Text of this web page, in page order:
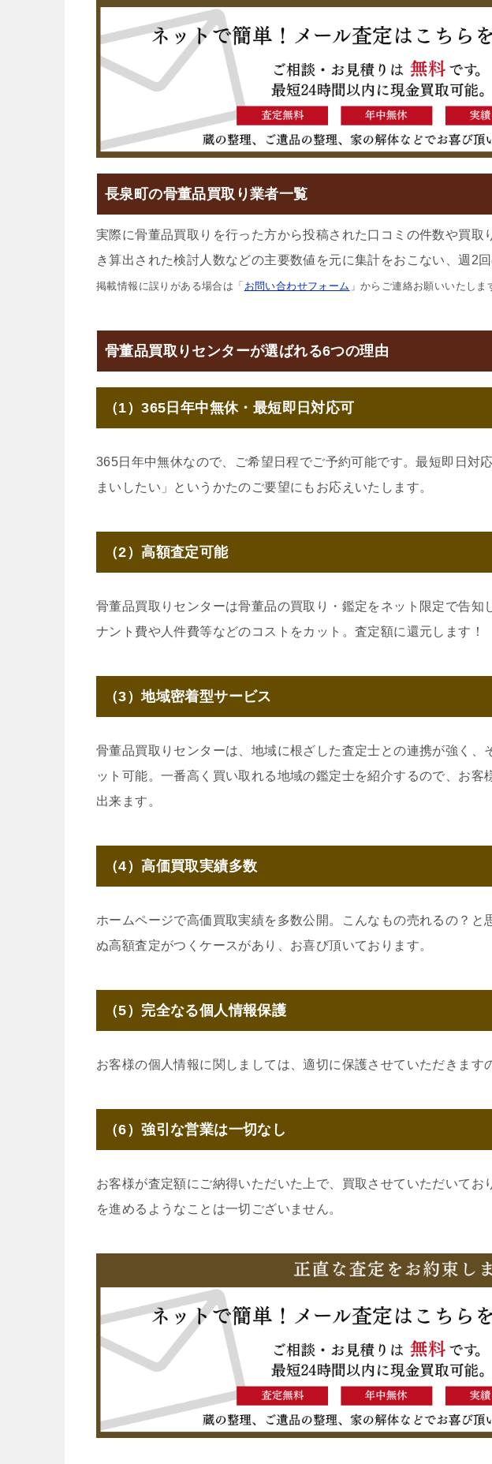
長泉町の骨董品買取り業者一覧
実際に骨董品買取りを行った方から投稿された口コミの件数や買取
き算出された検討人数などの主要数値を元に集計をおこない、週2
掲載情報に誤りがある場合は「 お問い合わせフォーム 」からご連絡お願いいたしま
骨董品買取りセンターが選ばれる6つの理由
（1）365日年中無休・最短即日対応可
365日年中無休なので、ご希望日程でご予約可能です。最短即日対
まいしたい」というかたのご要望にもお応えいたします。
（2）高額査定可能
骨董品買取りセンターは骨董品の買取り・鑑定をネット限定で告知
ナント費や人件費等などのコストをカット。査定額に還元します！
（3）地域密着型サービス
骨董品買取りセンターは、地域に根ざした査定士との連携が強く、
ット可能。一番高く買い取れる地域の鑑定士を紹介するので、お客
出来ます。
（4）高価買取実績多数
ホームページで高価買取実績を多数公開。こんなもの売れるの？と
ぬ高額査定がつくケースがあり、お喜び頂いております。
（5）完全なる個人情報保護
お客様の個人情報に関しましては、適切に保護させていただきます
（6）強引な営業は一切なし
お客様が査定額にご納得いただいた上で、買取させていただいてお
を進めるようなことは一切ございません。